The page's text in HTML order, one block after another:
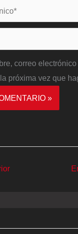
correo
próxima vez que